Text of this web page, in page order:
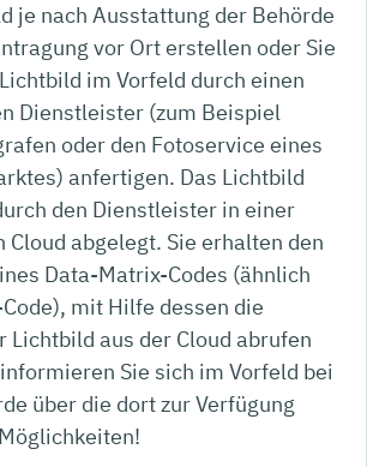
je nach Ausstattung der Behörde
vor Ort erstellen oder Sie
im Vorfeld durch einen
Dienstleister (zum Beispiel
oder den Fotoservice eines
anfertigen. Das Lichtbild
den Dienstleister in einer
Cloud abgelegt. Sie erhalten den
Data-Matrix-Codes (ähnlich
mit Hilfe dessen die
Lichtbild aus der Cloud abrufen
Sie sich im Vorfeld bei
über die dort zur Verfügung